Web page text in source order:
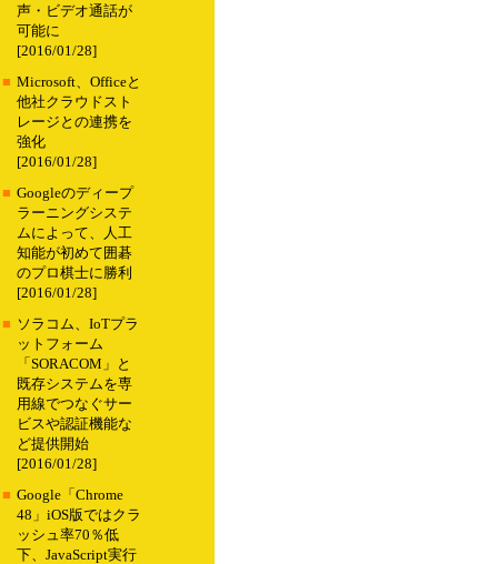
声・ビデオ通話が
可能に
[2016/01/28]
■ Microsoft、Officeと
他社クラウドスト
レージとの連携を
強化
[2016/01/28]
■ Googleのディープ
ラーニングシステ
ムによって、人工
知能が初めて囲碁
のプロ棋士に勝利
[2016/01/28]
■ ソラコム、IoTプラ
ットフォーム
「SORACOM」と
既存システムを専
用線でつなぐサー
ビスや認証機能な
ど提供開始
[2016/01/28]
■ Google「Chrome
48」iOS版ではクラ
ッシュ率70％低
下、JavaScript実行